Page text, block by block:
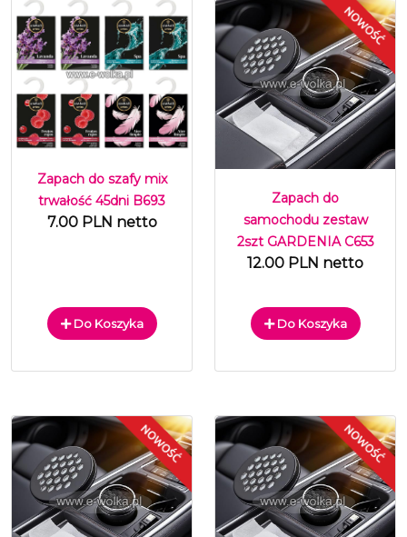
Zapach do szafy mix
trwałość 45dni B693
7.00 PLN netto
Do Koszyka
Zapach do
samochodu zestaw
2szt GARDENIA C653
12.00 PLN netto
Do Koszyka